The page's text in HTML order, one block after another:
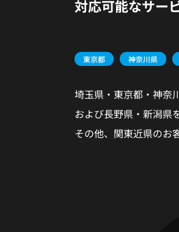
対応可能なサー
東京都 神奈川県
埼玉県・東京都・神奈
および長野県・新潟県
その他、関東近県のお